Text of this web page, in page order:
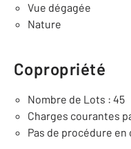
Vue dégagée
Nature
Copropriété
Nombre de Lots : 45
Charges courantes
Pas de procédure en